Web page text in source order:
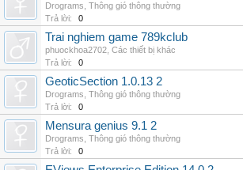
Drograms Thông gió thông thường
Trả lời:
0
Trai nghiem game 789kclub
phuockhoa2702 Các thiết bị khác
Trả lời:
0
GeoticSection 1.0.13 2
Drograms Thông gió thông thường
Trả lời:
0
Mensura genius 9.1 2
Drograms Thông gió thông thường
Trả lời:
0